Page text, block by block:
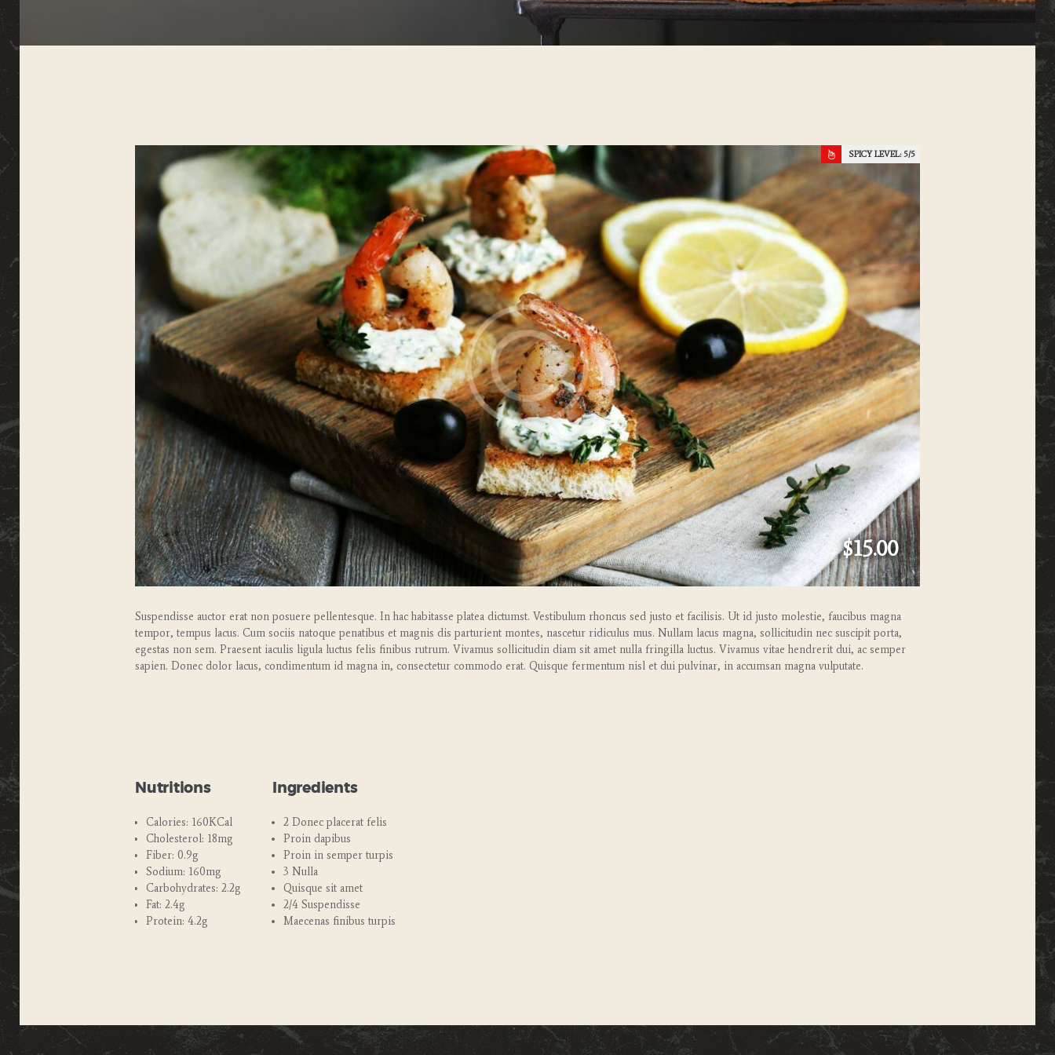
SPICY LEVEL: 5
$15.00
Suspendisse auctor erat non posuere pellentesque. In hac habitasse platea dictumst. Vestibulum rhoncus sed justo et facilisis. Ut id justo molestie, faucibus magna
tempor, tempus lacus. Cum sociis natoque penatibus et magnis dis parturient montes, nascetur ridiculus mus. Nullam lacus magna, sollicitudin nec suscipit porta,
egestas non sem. Praesent iaculis ligula luctus felis finibus rutrum. Vivamus sollicitudin diam sit amet nulla fringilla luctus. Vivamus vitae hendrerit dui, ac semper
sapien. Donec dolor lacus, condimentum id magna in, consectetur commodo erat. Quisque fermentum nisl et dui pulvinar, in accumsan magna vulputate.
Nutritions
Calories: 160KCal
Cholesterol: 18mg
Fiber: 0.9g
Sodium: 160mg
Carbohydrates: 2.2g
Fat: 2.4g
Protein: 4.2g
Ingredients
2 Donec placerat felis
Proin dapibus
Proin in semper turpis
3 Nulla
Quisque sit amet
2/4 Suspendisse
Maecenas finibus turpis